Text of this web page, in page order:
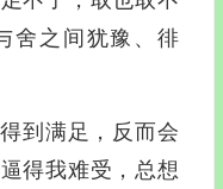
舍之间犹豫、徘
到满足，反而会
得我难受，总想